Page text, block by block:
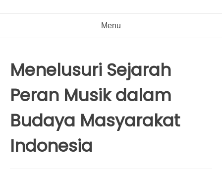
Menu
Menelusuri Sejarah
Peran Musik dalam
Budaya Masyarakat
Indonesia